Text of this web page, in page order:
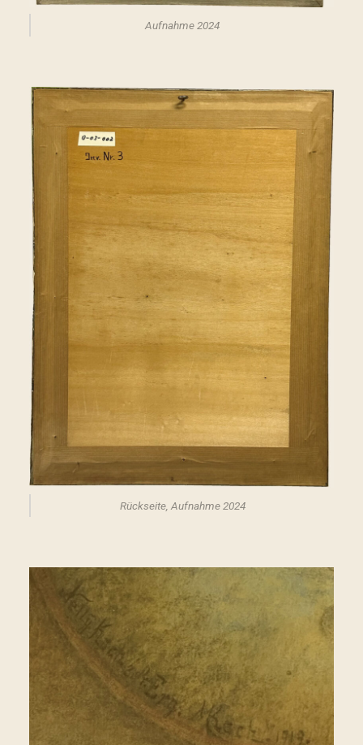
Aufnahme 2024
Rückseite, Aufnahme 2024